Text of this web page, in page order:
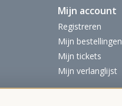
Mijn account
Registreren
Mijn bestellingen
Mijn tickets
Mijn verlanglijst